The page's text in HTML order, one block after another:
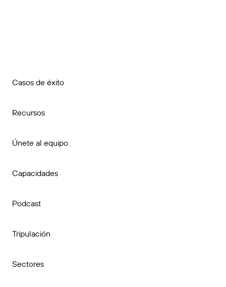
Casos de éxito
Recursos
Únete al equipo
Capacidades
Podcast
Tripulación
Sectores